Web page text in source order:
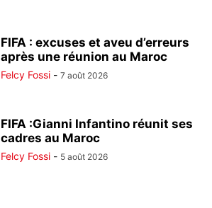
FIFA : excuses et aveu d’erreurs
après une réunion au Maroc
Felcy Fossi - 7 août 2026
FIFA :Gianni Infantino réunit ses
cadres au Maroc
Felcy Fossi - 5 août 2026